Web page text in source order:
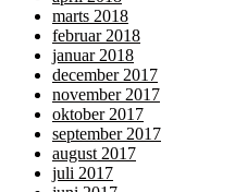
marts 2018
februar 2018
januar 2018
december 2017
november 2017
oktober 2017
september 2017
august 2017
juli 2017